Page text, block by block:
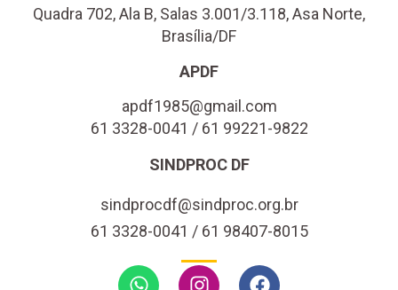
Quadra 702, Ala B, Salas 3.001/3.118, Asa Norte,
Brasília/DF
APDF
apdf1985@gmail.com
61 3328-0041 / 61 99221-9822
SINDPROC DF
sindprocdf@sindproc.org.br
61 3328-0041 / 61 98407-8015